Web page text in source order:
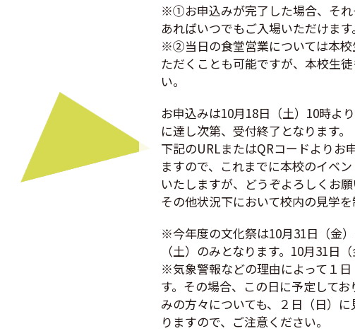
※①お申込みが完了した場合、それ
あればいつでもご入場いただけます。
※②当日の食堂営業については本校
ただくことも可能ですが、本校生
い。
お申込みは10月18日（土）10時よ
に達し次第、受付終了となります。
下記のURLまたはQRコードよりお
ますので、これまでに本校のイベ
いたしますが、どうぞよろしくお願
その他状況下において校内の見学
※今年度の文化祭は10月31日（金
（土）のみとなります。10月31日
※気象警報などの理由によって１
す。その場合、この日に予定して
みの方々についても、２日（日）
りますので、ご注意ください。